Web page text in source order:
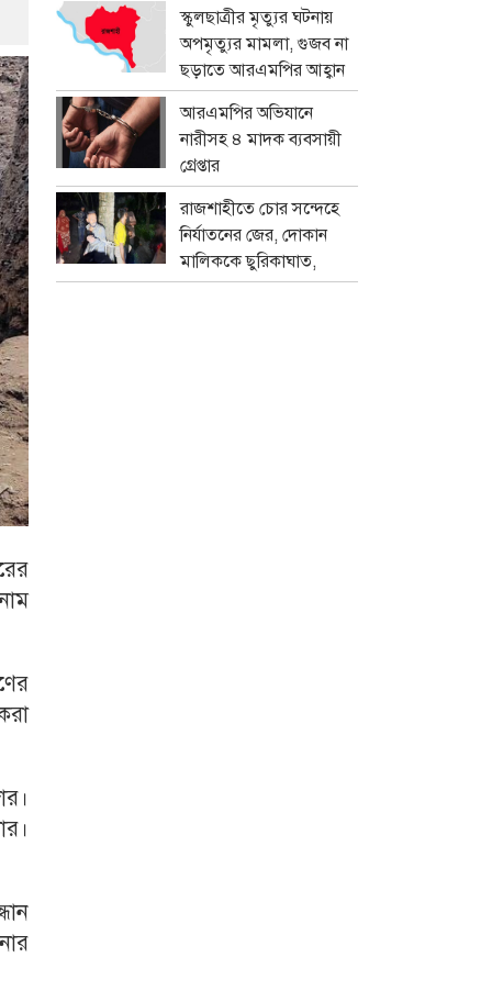
স্কুলছাত্রীর মৃত্যুর ঘটনায়
অপমৃত্যুর মামলা, গুজব না
ছড়াতে আরএমপির আহ্বান
আরএমপির অভিযানে
নারীসহ ৪ মাদক ব্যবসায়ী
গ্রেপ্তার
রাজশাহীতে চোর সন্দেহে
নির্যাতনের জের, দোকান
মালিককে ছুরিকাঘাত,
মামলা